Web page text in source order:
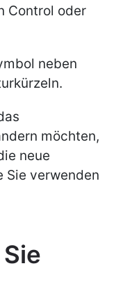
Control oder
neben
möchten,
neue
Sie verwenden